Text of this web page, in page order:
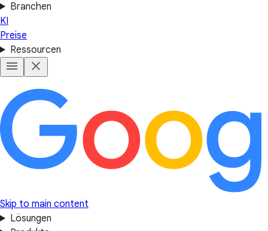
Branchen
KI
Preise
Ressourcen
Skip to main content
Lösungen